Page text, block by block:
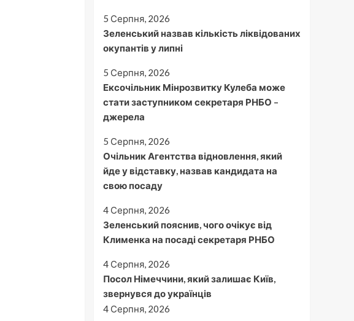
5 Серпня, 2026
Зеленський назвав кількість ліквідованих
окупантів у липні
5 Серпня, 2026
Ексочільник Мінрозвитку Кулеба може
стати заступником секретаря РНБО –
джерела
5 Серпня, 2026
Очільник Агентства відновлення, який
йде у відставку, назвав кандидата на
свою посаду
4 Серпня, 2026
Зеленський пояснив, чого очікує від
Клименка на посаді секретаря РНБО
4 Серпня, 2026
Посол Німеччини, який залишає Київ,
звернувся до українців
4 Серпня, 2026